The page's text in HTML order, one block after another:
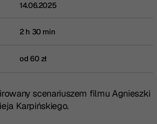
scenariuszem filmu Agnieszki
Karpińskiego.
14.06.2025
2 h 30 min
od 60 zł